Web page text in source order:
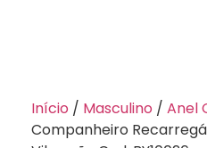
Início / Masculino / Anel
Companheiro